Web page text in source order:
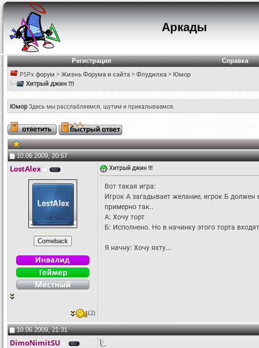
Аркады
Регистрация Справка
PSPx форум >Жизнь Форума и сайта>Флудилка> Юмор
Хитрый джин !!!
ЮморЗдесь мы расслабляемся, шутим и прикалываемся.
10.06.2009, 20:57
LostAlex Хитрый джин !!!
Вот такая игра:
Игрок А загадывает желание, игрок Б
примерно так..
А: Хочу торт
Б: Исполнено. Но в начинку этого торта
Я начну: Хочу яхту...
(2)
10.06.2009, 21:31
DimoNimitSU